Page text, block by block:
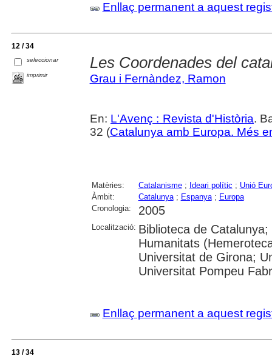
Enllaç permanent a aquest
12 / 34
seleccionar
imprimir
Les Coordenades del
Grau i Fernàndez, Ramon
En: L'Avenç : Revista d'Història.
32 (Catalunya amb Europa. Més
Matèries: Catalanisme; Ideari polític ; Unió
Àmbit:
Catalunya; Espanya; Europa
Cronologia:
2005
Localització: Biblioteca de
Humanitats
Universitat de Girona;
Universitat Pompeu
Enllaç permanent a aquest
13 / 34